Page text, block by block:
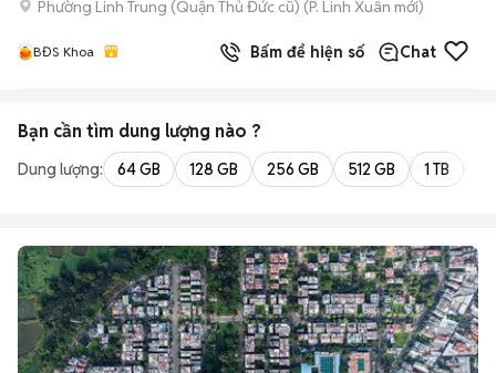
Phường Linh Trung (Quận Thủ Đức cũ) (P. Linh Xuân mới)
BĐS Khoa Bấm để hiện số Chat
Bạn cần tìm dung lượng nào ?
Dung lượng: 64 GB 128 GB 256 GB 512 GB 1 TB